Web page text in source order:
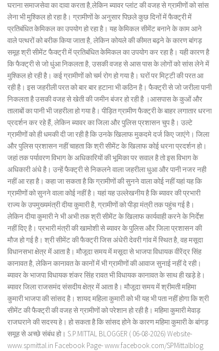
घराना समाजसेवा का दावा करता है,लेकिन ब्यावर प्लांट की वजह से ग्रामीणों को सांस
लेना भी मुश्किल हो रहा है। ग्रामीणों के अनुसार पिछले कुछ दिनों में फैक्ट्री में
प्रतिबंधित केमिकल का उपयोग हो रहा है। यह केमिकल सीमेंट बनाने के काम आने
वाले पत्थरों को बरीक किया जाता है, लेकिन कोयले की कीमत बढ़ने के कारण बांगड़
समूह श्री सीमेंट फैक्ट्री में प्रतिबंधित केमिकल का उपयोग कर रहा है। यही कारण है
कि फैक्ट्री से जो धुंआ निकलता है, उसकी वजह से आस पास के लोगों को सांस लेने में
मुश्किल हो रही है। कई ग्रामीणों को चर्म रोग हो गया है। घरों पर मिट्टी की परत आ
रही है। इस जहरीली परत को बार बार हटाना भी कठिन है। फैक्ट्री से जो जरीला पानी
निकलता है उसकी वजह से खेती की जमीन बंजर हो रही है ।आसपास के कुओं और
तालाबों का पानी भी जहरीला हो गया है। पीड़ित ग्रामीण फैक्ट्री के बाहर लगातार धरना
प्रदर्शन कर रहे हैं, लेकिन ब्यावर का जिला और पुलिस प्रशासन चुप है। उल्टे
ग्रामीणों को ही धमकी दी जा रही है कि उनके खिलाफ मुकदमे दर्ज किए जाएंगे। जिला
और पुलिस प्रशासन नहीं चाहता कि श्री सीमेंट के खिलाफ कोई धरना प्रदर्शन हो।
जहां तक पर्यावरण विभाग के अधिकारियों की भूमिका पर सवाल है तो इस विभाग के
अधिकारी अंधे है। उन्हें फैक्ट्री से निकलने वाला जहरीला धुआ और पानी नजर नही
नहीं आ रहा है। कहा जा सकता है कि ग्रामीणों की सुनने वाला कोई नहीं यहां यह कि
ग्रामीणों को सुनने वाला कोई नहीं है। यहां यह उल्लेखनीय है कि ब्यावर की प्रभारी
राज्य के उपमुख्यमंत्री दीया कुमारी है, ग्रामीणों को पीड़ा मंत्री तक पहुंच गई है।
लेकिन दीया कुमारी ने भी अभी तक श्री सीमेंट के खिलाफ कार्यवाही करने के निर्देश
नहीं दिए है। प्रभारी मंत्री की खामोशी से ब्यावर के पुलिस और जिला प्रशासन की
मौज हो गई है। श्री सीमेंट की फैक्ट्री जिस अंधेरी देवरी गांव में स्थित है, वह मसूदा
विधानसभा क्षेत्र में आता है। मौजूदा समय में मसूदा से भाजपा विधायक वीरेंद्र सिंह
कानावत है, लेकिन कानावत के कानों में भी ग्रामीणों की आवाज सुनाई नहीं दे रही।
ब्यावर के भाजपा विधायक शंकर सिंह रावत भी विधायक कानावत के साथ ही खड़े हे।
ब्यावर जिला राजसमंद संसदीय क्षेत्र में आता है। मौजूदा समय में श्रीमती महिमा
कुमारी भाजपा की सांसद है। शायद महिला कुमारी को भी यह भी पता नहीं होगा कि श्री
सीमेंट की फैक्ट्री की वजह से ग्रामीणों को परेशान हो रही है। महिमा कुमारी मेवाड़
राजघराने की सदस्य हे। हो सकता है कि सांसद होने के कारण महिमा कुमारी के बांगड़
समूह से अच्छे संबंध हो। S.P.MITTAL BLOGGER ( 06-08-2026) Website-
www.spmittal.in Facebook Page- www.facebook.com/SPMittalblog